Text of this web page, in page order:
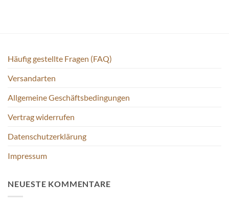
Häufig gestellte Fragen (FAQ)
Versandarten
Allgemeine Geschäftsbedingungen
Vertrag widerrufen
Datenschutzerklärung
Impressum
NEUESTE KOMMENTARE